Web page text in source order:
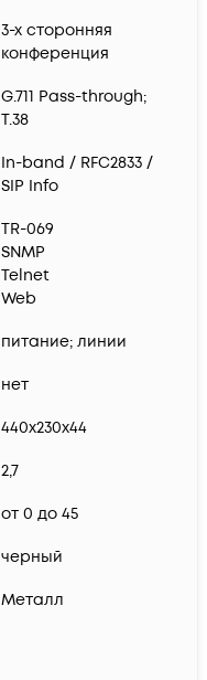
3-х сторонняя
конференция
G.711 Pass-through;
T.38
In-band / RFC2833 /
SIP Info
TR-069
SNMP
Telnet
Web
питание; линии
нет
440x230x44
2,7
от 0 до 45
черный
Металл